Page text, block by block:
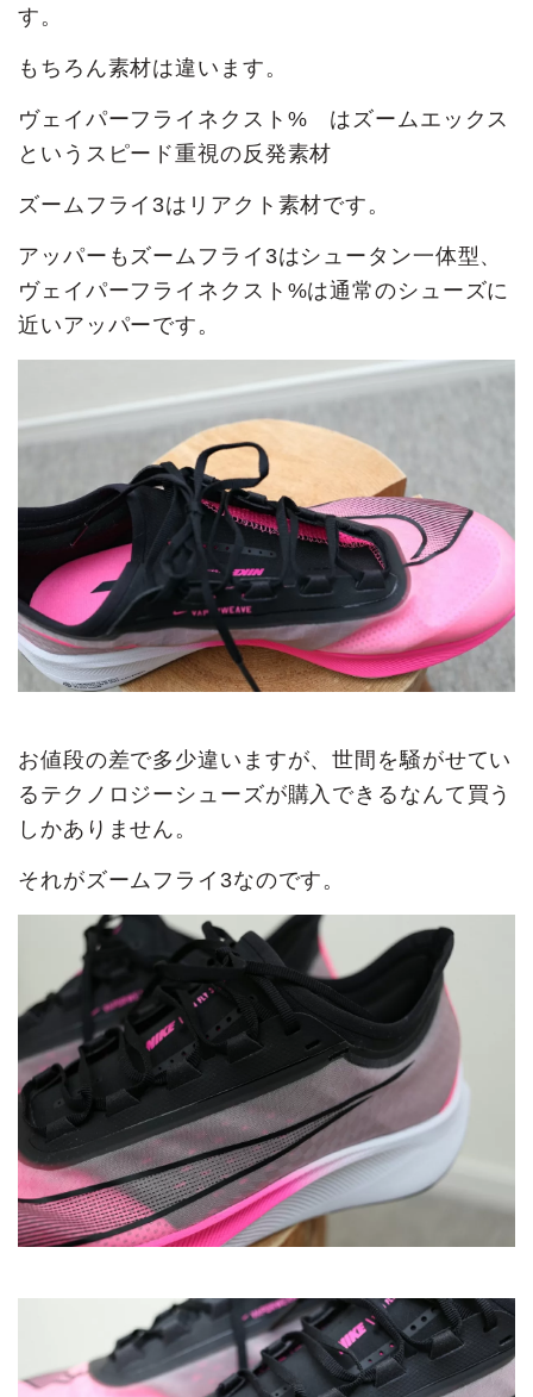
す。
もちろん素材は違います。
ヴェイパーフライネクスト% はズームエックス
というスピード重視の反発素材
ズームフライ3はリアクト素材です。
アッパーもズームフライ3はシュータン一体型、
ヴェイパーフライネクスト%は通常のシューズに
近いアッパーです。
お値段の差で多少違いますが、世間を騒がせてい
るテクノロジーシューズが購入できるなんて買う
しかありません。
それがズームフライ3なのです。